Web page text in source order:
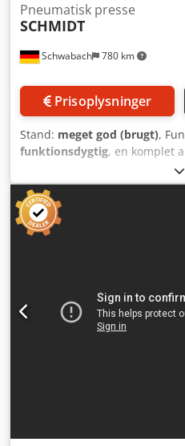
Schwabach 780 km
Pneumatisk presse
SCHMIDT
Prisoplysninger
Stand: meget god (brugt),
funktionsdygtig, en komplet
integreret, fuldt pneumatisk
pneumatisk 2-
mm Djdpozka Adsfx Acqewa